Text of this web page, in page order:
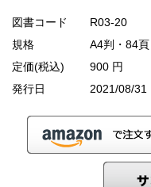
図書コード
R03-20
規格
A4判・84頁
定価(税込)
900 円
発行日
2021/08/31